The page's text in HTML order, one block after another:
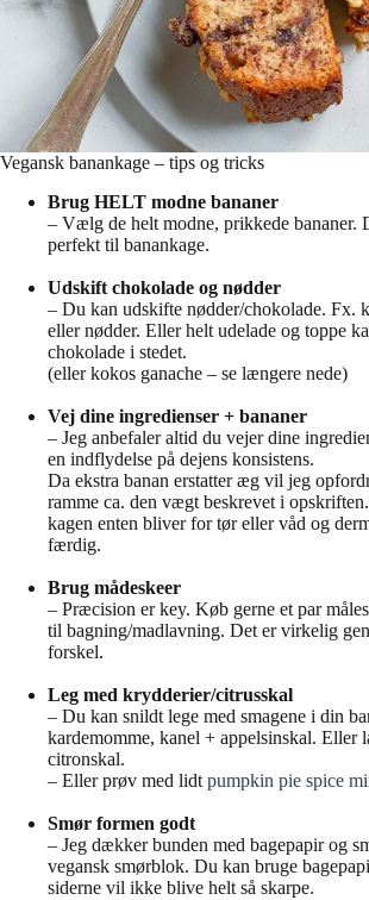
Vegansk banankage – tips og tricks
Brug HELT modne bananer
– Vælg de helt modne, prikkede bananer.
perfekt til banankage.
Udskift chokolade og nødder
– Du kan udskifte nødder/chokolade. Fx.
eller nødder. Eller helt udelade og toppe
chokolade i stedet.
(eller kokos ganache – se længere nede)
Vej dine ingredienser + bananer
– Jeg anbefaler altid du vejer dine
en indflydelse på dejens konsistens.
Da ekstra banan erstatter æg vil jeg
ramme ca. den vægt beskrevet i
kagen enten bliver for tør eller våd og
færdig.
Brug mådeskeer
– Præcision er key. Køb gerne et par
til bagning/madlavning. Det er virkelig
forskel.
Leg med krydderier/citrusskal
– Du kan snildt lege med smagene i din
kardemomme, kanel + appelsinskal. Eller
citronskal.
– Eller prøv med lidt pumpkin pie spice
Smør formen godt
– Jeg dækker bunden med bagepapir og
vegansk smørblok. Du kan bruge
siderne vil ikke blive helt så skarpe.